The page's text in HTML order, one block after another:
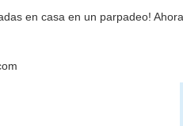
en casa en un parpadeo!